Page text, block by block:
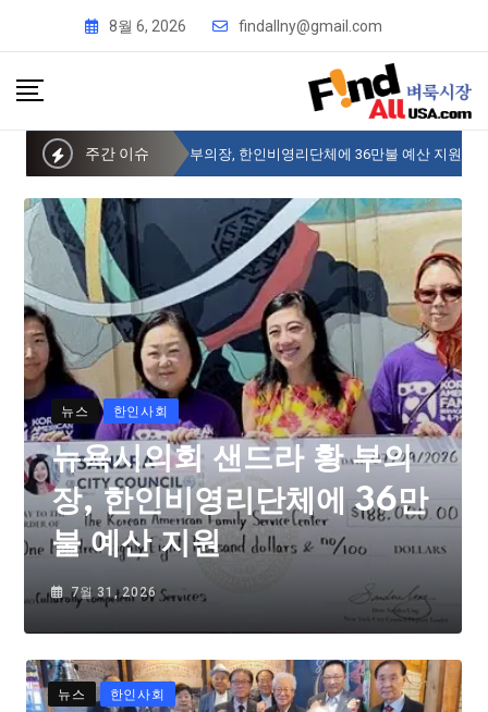
8월 6, 2026 findallny@gmail.com
주간 이슈
뉴욕시의회 샌드라 황 부의장, 한인비영리단체에 36만불 예산 지원
뉴스 한인사회
뉴욕시의회 샌드라 황 부의
장, 한인비영리단체에 36만
불 예산 지원
7월 31, 2026
뉴스 한인사회